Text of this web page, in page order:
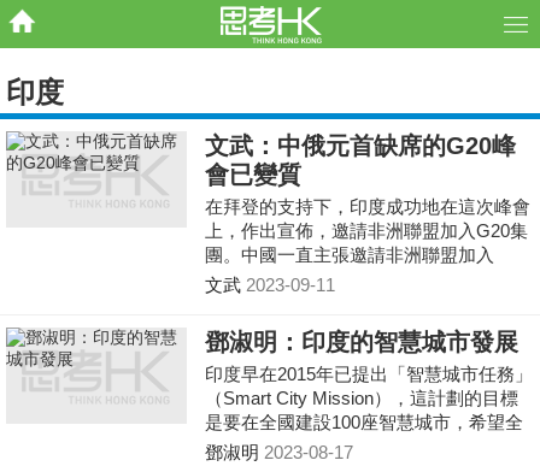
印度
文武：中俄元首缺席的G20峰
會已變質
在拜登的支持下，印度成功地在這次峰會
上，作出宣佈，邀請非洲聯盟加入G20集
團。中國一直主張邀請非洲聯盟加入
G20，而印度卻借這次峰會，成功割了韮
文武 2023-09-11
鄧淑明：印度的智慧城市發展
印度早在2015年已提出「智慧城市任務」
（Smart City Mission），這計劃的目標
是要在全國建設100座智慧城市，希望全
方位改善基建，從供水、電力、健康、教
鄧淑明 2023-08-17